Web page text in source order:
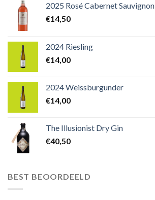
2025 Rosé Cabernet Sauvignon
€14,50
2024 Riesling
€14,00
2024 Weissburgunder
€14,00
The Illusionist Dry Gin
€40,50
BEST BEOORDEELD